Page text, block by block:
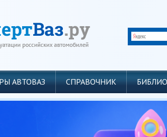
АВТОВАЗ СПРАВОЧНИК